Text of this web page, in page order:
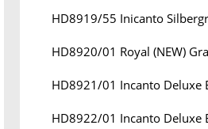
HD8919/55 Inicanto
HD8920/01 Royal (NEW)
HD8921/01 Incanto Deluxe
HD8922/01 Incanto Deluxe